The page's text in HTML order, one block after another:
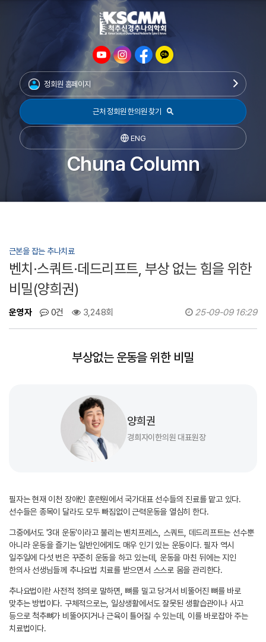
정회원 홈페이지
근처 정회원 한의원 찾기
ENG
Chuna Column
근본을 잡는 추나치료
벤치·스쿼트·데드리프트, 부상 없는 힘을 위한
비밀(양희권)
운영자 0건 3,248회 25-09-09 16:29
부상없는 운동을 위한 비밀
양희권
경희자이한의원 대표원장
필자는 현재 이천 장애인 훈련원에서 국가대표 선수들의 진료를 맡고 있다.
선수들은 종목이 달라도 모두 빠짐없이 근력운동을 열심히 한다.
그중에서도 '3대 운동'이라고 불리는 벤치프레스, 스쿼트, 데드리프트는 선수뿐
아니라 운동을 즐기는 일반인에게도 매우 인기 있는 운동이다. 필자 역시
일주일에 다섯 번은 꾸준히 운동을 하고 있는데, 운동을 마친 뒤에는 지인
한의사 선생님들께 추나요법 치료를 받으면서 스스로 몸을 관리한다.
추나요법이란 사전적 정의로 말하면, 뼈를 밀고 당겨서 비뚤어진 뼈를 바로
맞추는 방법이다. 구체적으로는, 일상생활에서도 잘못된 생활습관이나 사고
등으로 척추뼈가 비뚤어지거나 근육이 틀어질 수 있는데, 이를 바로잡아 주는
치료법이다.